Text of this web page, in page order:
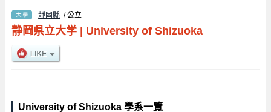
靜岡縣 / 公立
静岡県立大学| University of Shizuoka
University of Shizuoka 學系一覽